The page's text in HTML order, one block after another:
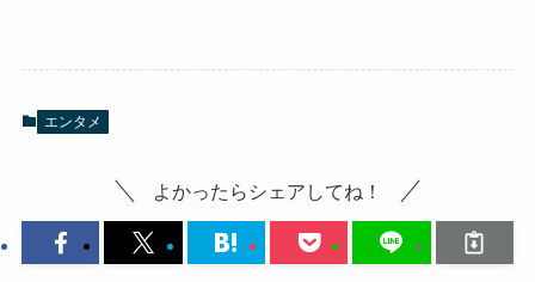
エンタメ
よかったらシェアしてね！